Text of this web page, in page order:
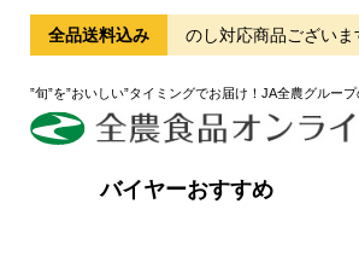
全品送料込み のし対応商品ございま
”旬”を”おいしい”タイミングでお届け！JA全農グルー
バイヤーおすすめ